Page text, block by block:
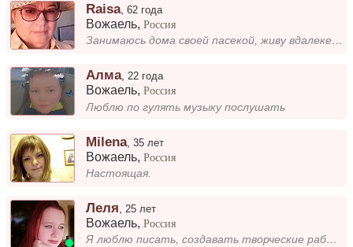
Raisa,62 года
Вожаель,Россия
Занимаюсь дома своей пасекой, живу вдалеке от детей. Хочется тепла и участия.
Алма,22 года
Вожаель,Россия
Люблю по гулять музыку послушать
Milena,35 лет
Вожаель,Россия
Настоящая.
Леля 25 лет
Вожаель,Россия
Я люблю писать, создавать творческие работы и рисовать. В моём характере спокойствие и уравновешенность, что помогает мн...